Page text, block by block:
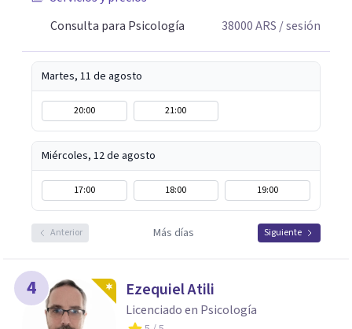
Consulta para Psicología
38000ARS / sesión
Martes, 11 de agosto
20:00 21:00
Miércoles, 12 de agosto
17:00 18:00 19:00
Anterior Más días Siguiente
4 Ezequiel Atili
Licenciado en Psicología